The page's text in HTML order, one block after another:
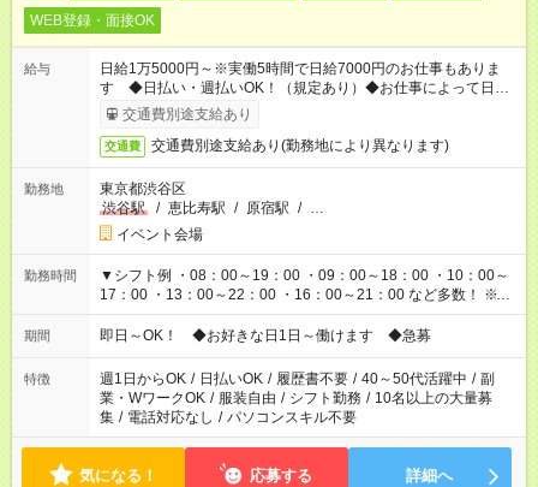
WEB登録・面接OK
給与
日給1万5000円～※実働5時間で日給7000円のお仕事もありま
す ◆日払い・週払いOK！（規定あり）◆お仕事によって日給も
異なります
交通費別途支給あり
交通費 交通費別途支給あり(勤務地により異なります)
勤務地
東京都渋谷区
渋谷駅
/ 恵比寿駅 / 原宿駅 / …
イベント会場
勤務時間
▼シフト例 ・08：00～19：00 ・09：00～18：00 ・10：00～
17：00 ・13：00～22：00 ・16：00～21：00 など多数！ ※お
仕事により勤務時間が異なります
期間 即日～OK！ ◆お好きな日1日～働けます ◆急募
特徴 週1日からOK / 日払いOK / 履歴書不要 / 40～50代活躍中 / 副
業・WワークOK / 服装自由 / シフト勤務 / 10名以上の大量募
集 / 電話対応なし / パソコンスキル不要
気になる！ 応募する 詳細へ